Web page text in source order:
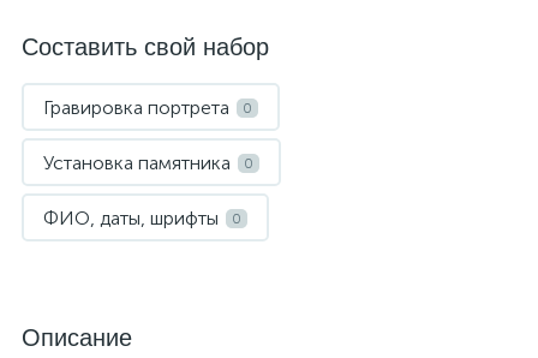
Составить свой набор
Гравировка портрета 0
Установка памятника 0
ФИО, даты, шрифты 0
Описание